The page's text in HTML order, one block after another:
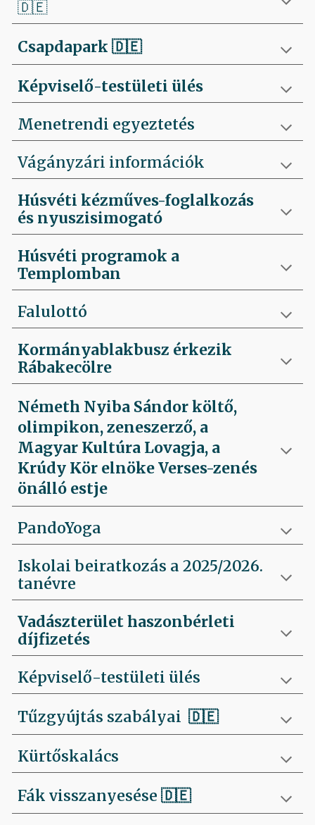
🇩🇪
Csapdapark 🇩🇪
Képviselő-testületi ülés
Menetrendi egyeztetés
Vágányzári információk
Húsvéti kézműves-foglalkozás
és nyuszisimogató
Húsvéti programok a
Templomban
Falulottó
Kormányablakbusz érkezik
Rábakecölre
Németh Nyiba Sándor költő,
olimpikon, zeneszerző, a
Magyar Kultúra Lovagja, a
Krúdy Kör elnöke Verses-zenés
önálló estje
PandoYoga
Iskolai beiratkozás a 2025/2026.
tanévre
Vadászterület haszonbérleti
díjfizetés
Képviselő-testületi ülés
Tűzgyújtás szabályai🇩🇪
Kürtőskalács
Fák visszanyesése🇩🇪